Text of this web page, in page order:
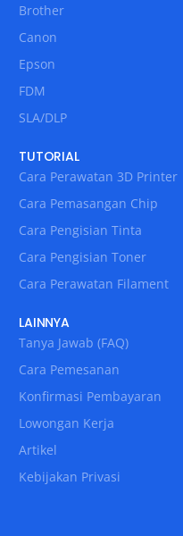
Brother
Canon
Epson
FDM
SLA/DLP
TUTORIAL
Cara Perawatan 3D Printer
Cara Pemasangan Chip
Cara Pengisian Tinta
Cara Pengisian Toner
Cara Perawatan Filament
LAINNYA
Tanya Jawab (FAQ)
Cara Pemesanan
Konfirmasi Pembayaran
Lowongan Kerja
Artikel
Kebijakan Privasi